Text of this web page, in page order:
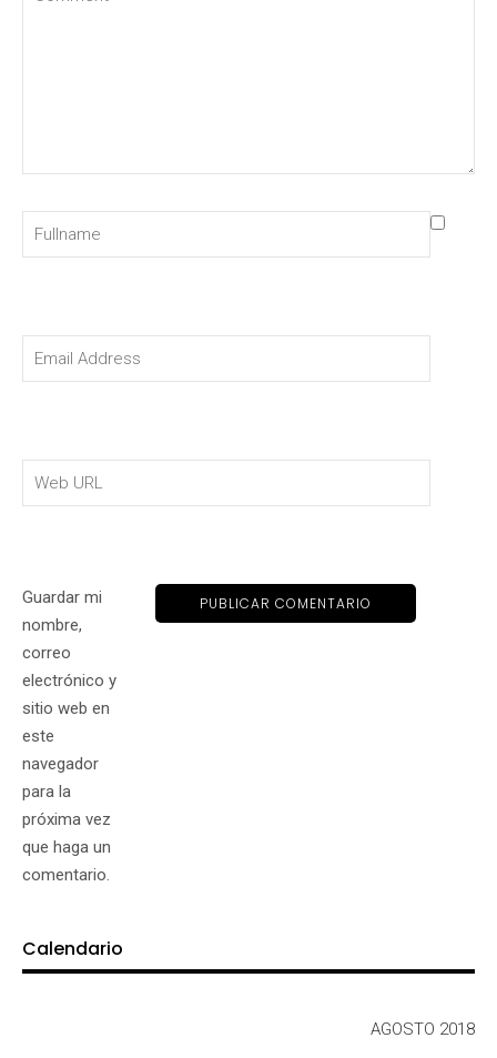
Guardar mi
nombre,
correo
electrónico y
sitio web en
este
navegador
para la
próxima vez
que haga un
comentario.
Calendario
AGOSTO 2018